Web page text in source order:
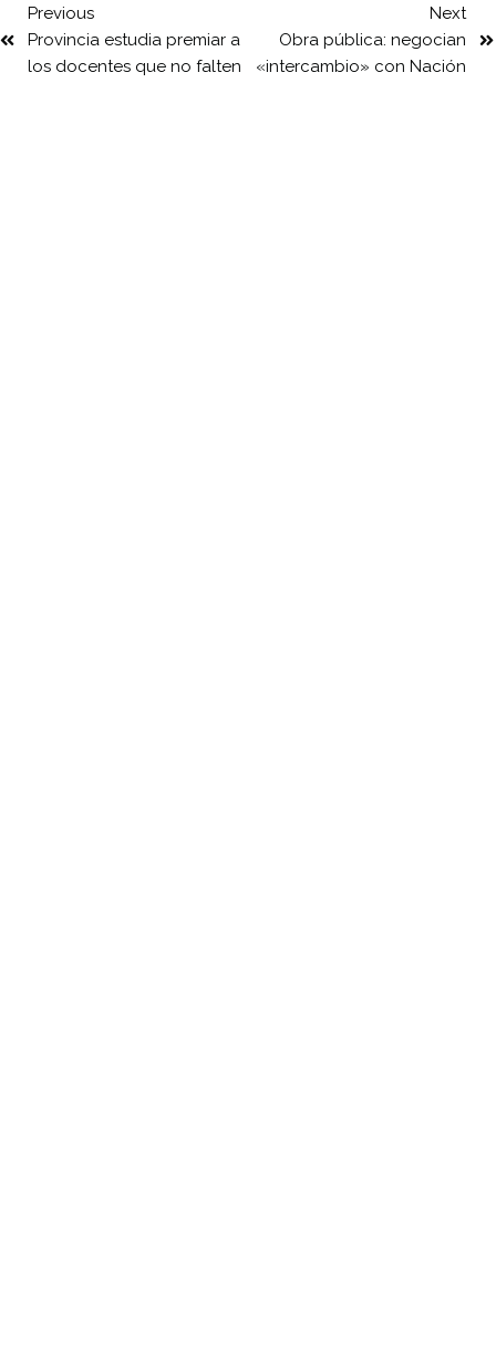
Previous
Provincia estudia premiar a
los docentes que no falten
Next
Obra pública: negocian
«intercambio» con Nación